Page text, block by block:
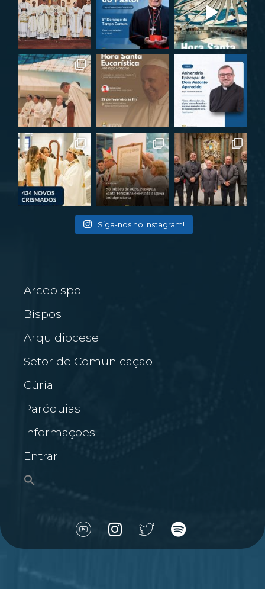
Siga-nos no Instagram!
Arcebispo
Bispos
Arquidiocese
Setor de Comunicação
Cúria
Paróquias
Informações
Entrar